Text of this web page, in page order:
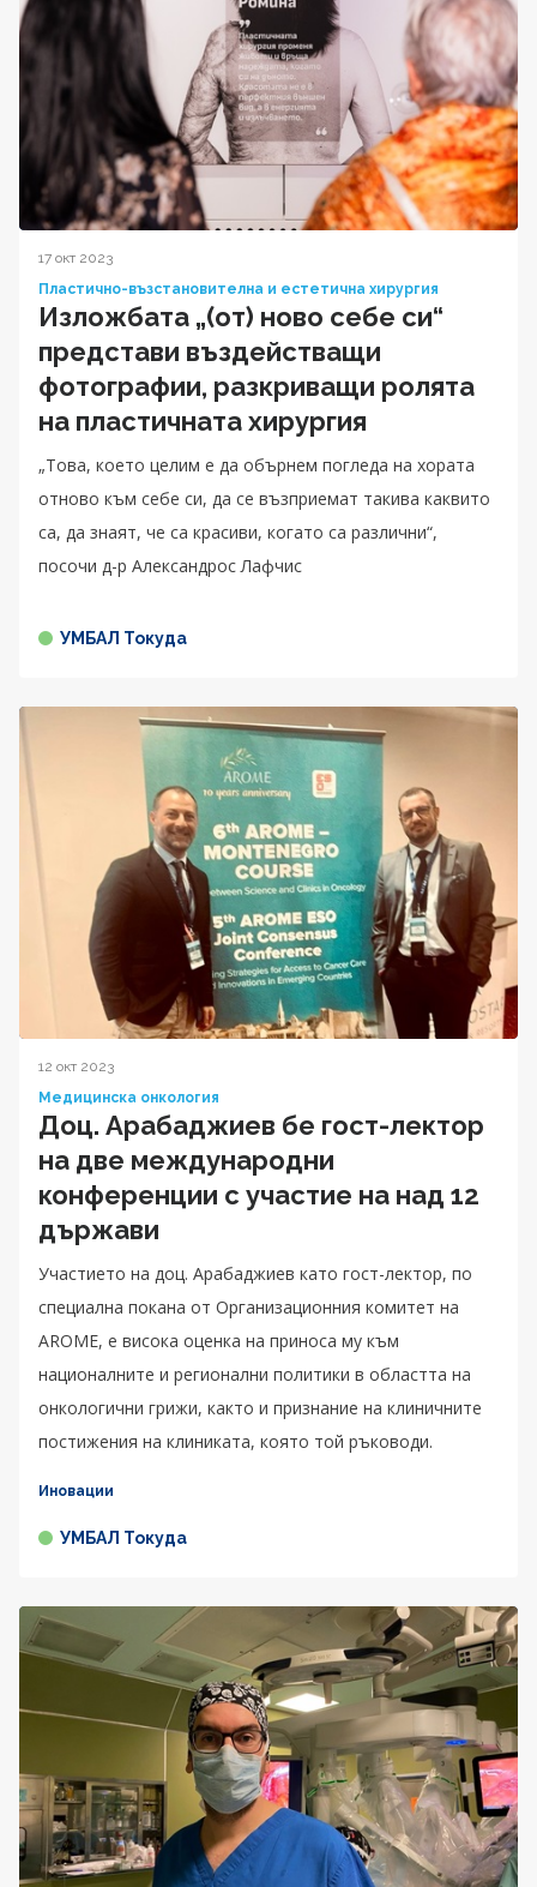
17 окт 2023
Пластично-възстановителна и естетична хирургия
Изложбата „(от) ново себе си“
представи въздействащи
фотографии, разкриващи ролята
на пластичната хирургия
„Това, което целим е да обърнем погледа на хората
отново към себе си, да се възприемат такива каквито
са, да знаят, че са красиви, когато са различни“,
посочи д-р Александрос Лафчис
УМБАЛ Токуда
12 окт 2023
Медицинска онкология
Доц. Арабаджиев бе гост-лектор
на две международни
конференции с участие на над 12
държави
Участието на доц. Арабаджиев като гост-лектор, по
специална покана от Организационния комитет на
AROME, е висока оценка на приноса му към
националните и регионални политики в областта на
онкологични грижи, както и признание на клиничните
постижения на клиниката, която той ръководи.
Иновации
УМБАЛ Токуда